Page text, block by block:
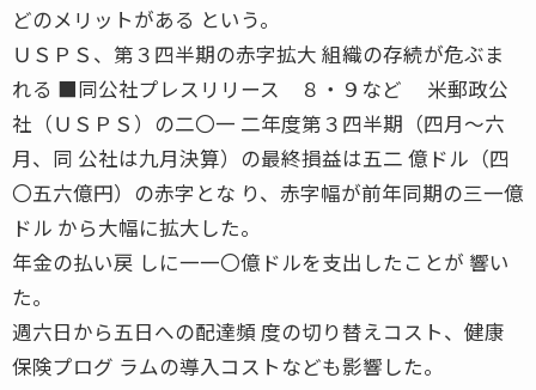
どのメリットがある という。
ＵＳＰＳ、第３四半期の赤字拡大 組織の存続が危ぶま
れる ■同公社プレスリリース ８・９など 米郵政公
社（ＵＳＰＳ）の二〇一 二年度第３四半期（四月〜六
月、同 公社は九月決算）の最終損益は五二 億ドル（四
〇五六億円）の赤字とな り、赤字幅が前年同期の三一億
ドル から大幅に拡大した。
年金の払い戻 しに一一〇億ドルを支出したことが 響い
た。
週六日から五日への配達頻 度の切り替えコスト、健康
保険プログ ラムの導入コストなども影響した。